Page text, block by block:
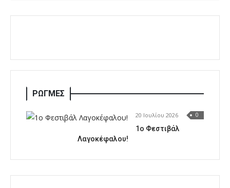
ΡΩΓΜΕΣ
20 Ιουλίου 2026 0
1o Φεστιβάλ
Λαγοκέφαλου!